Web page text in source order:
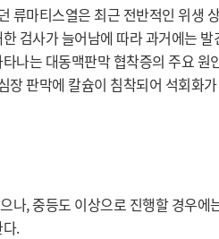
류마티스열은 최근 전반적인 위생
검사가 늘어남에 따라 과거에는
나는 대동맥판막 협착증의 주요
장 판막에 칼슘이 침착되어 석회화
나, 중등도 이상으로 진행할 경우
.